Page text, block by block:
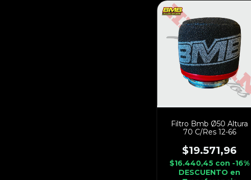
Filtro Bmb Ø50 Altura
70 C/Res 12-66
$19.571,96
$16.440,45 con -16%
DESCUENTO en